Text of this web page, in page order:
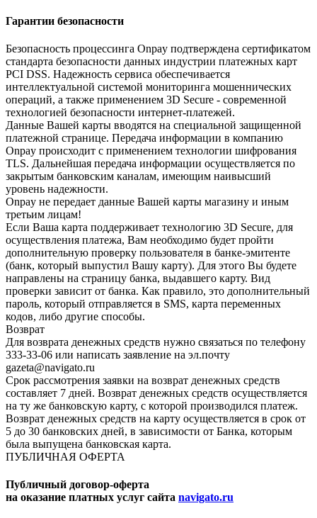
Гарантии безопасности
Безопасность процессинга Onpay подтверждена сертификатом
стандарта безопасности данных индустрии платежных карт
PCI DSS. Надежность сервиса обеспечивается
интеллектуальной системой мониторинга мошеннических
операций, а также применением 3D Secure - современной
технологией безопасности интернет-платежей.
Данные Вашей карты вводятся на специальной защищенной
платежной странице. Передача информации в компанию
Onpay происходит с применением технологии шифрования
TLS. Дальнейшая передача информации осуществляется по
закрытым банковским каналам, имеющим наивысший
уровень надежности.
Onpay не передает данные Вашей карты магазину и иным
третьим лицам!
Если Ваша карта поддерживает технологию 3D Secure, для
осуществления платежа, Вам необходимо будет пройти
дополнительную проверку пользователя в банке-эмитенте
(банк, который выпустил Вашу карту). Для этого Вы будете
направлены на страницу банка, выдавшего карту. Вид
проверки зависит от банка. Как правило, это дополнительный
пароль, который отправляется в SMS, карта переменных
кодов, либо другие способы.
Возврат
Для возврата денежных средств нужно связаться по телефону
333-33-06 или написать заявление на эл.почту
gazeta@navigato.ru
Срок рассмотрения заявки на возврат денежных средств
составляет 7 дней. Возврат денежных средств осуществляется
на ту же банковскую карту, с которой производился платеж.
Возврат денежных средств на карту осуществляется в срок от
5 до 30 банковских дней, в зависимости от Банка, которым
была выпущена банковская карта.
ПУБЛИЧНАЯ ОФЕРТА
Публичный договор-оферта
на оказание платных услуг сайта navigato.ru